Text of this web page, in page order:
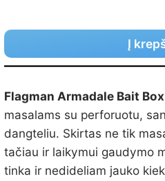
Į
Flagman Armadale Bait Box
masalams su perforuotu,
dangteliu. Skirtas ne tik
tačiau ir laikymui gaudymo
tinka ir nedideliam jauko